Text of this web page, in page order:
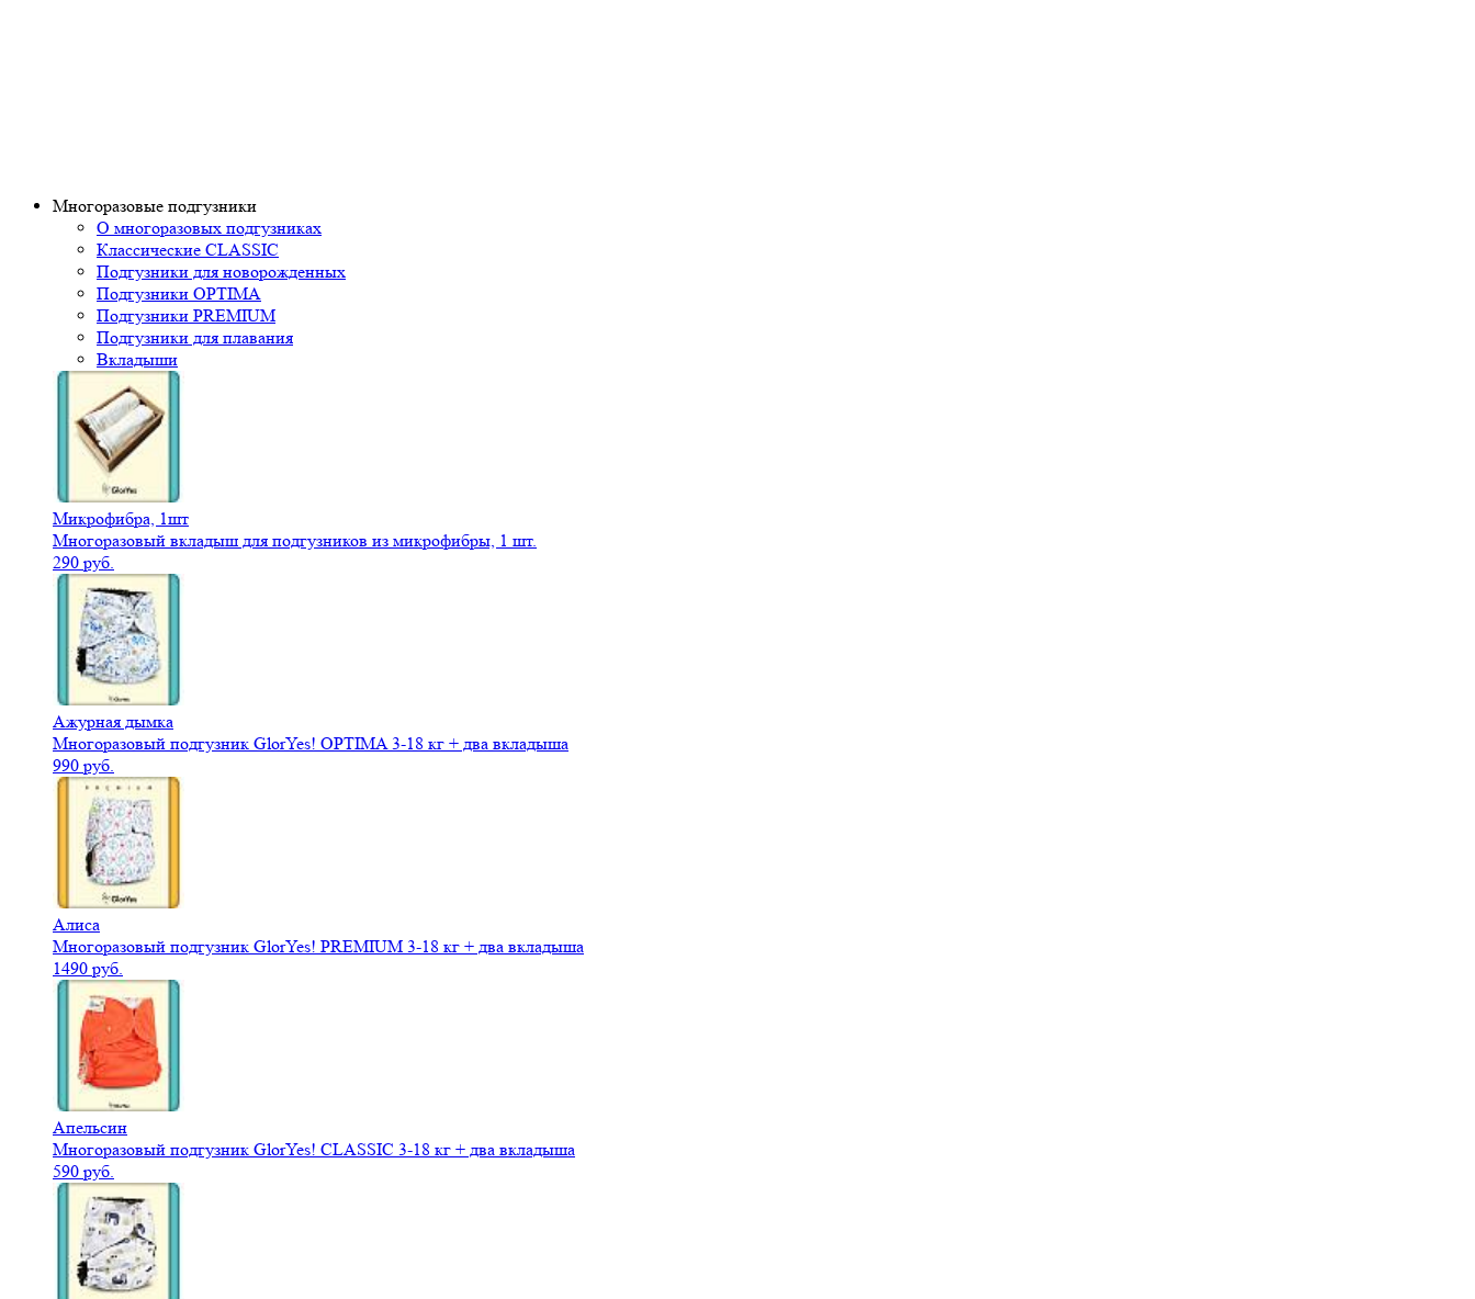
Многоразовые подгузники
О многоразовых подгузниках
Классические CLASSIC
Подгузники для новорожденных
Подгузники OPTIMA
Подгузники PREMIUM
Подгузники для плавания
Вкладыши
Микрофибра, 1шт
Многоразовый вкладыш для подгузников из микрофибры, 1 шт.
290 руб.
Ажурная дымка
Многоразовый подгузник GlorYes! OPTIMA 3-18 кг + два вкладыша
990 руб.
Алиса
Многоразовый подгузник GlorYes! PREMIUM 3-18 кг + два вкладыша
1490 руб.
Апельсин
Многоразовый подгузник GlorYes! CLASSIC 3-18 кг + два вкладыша
590 руб.